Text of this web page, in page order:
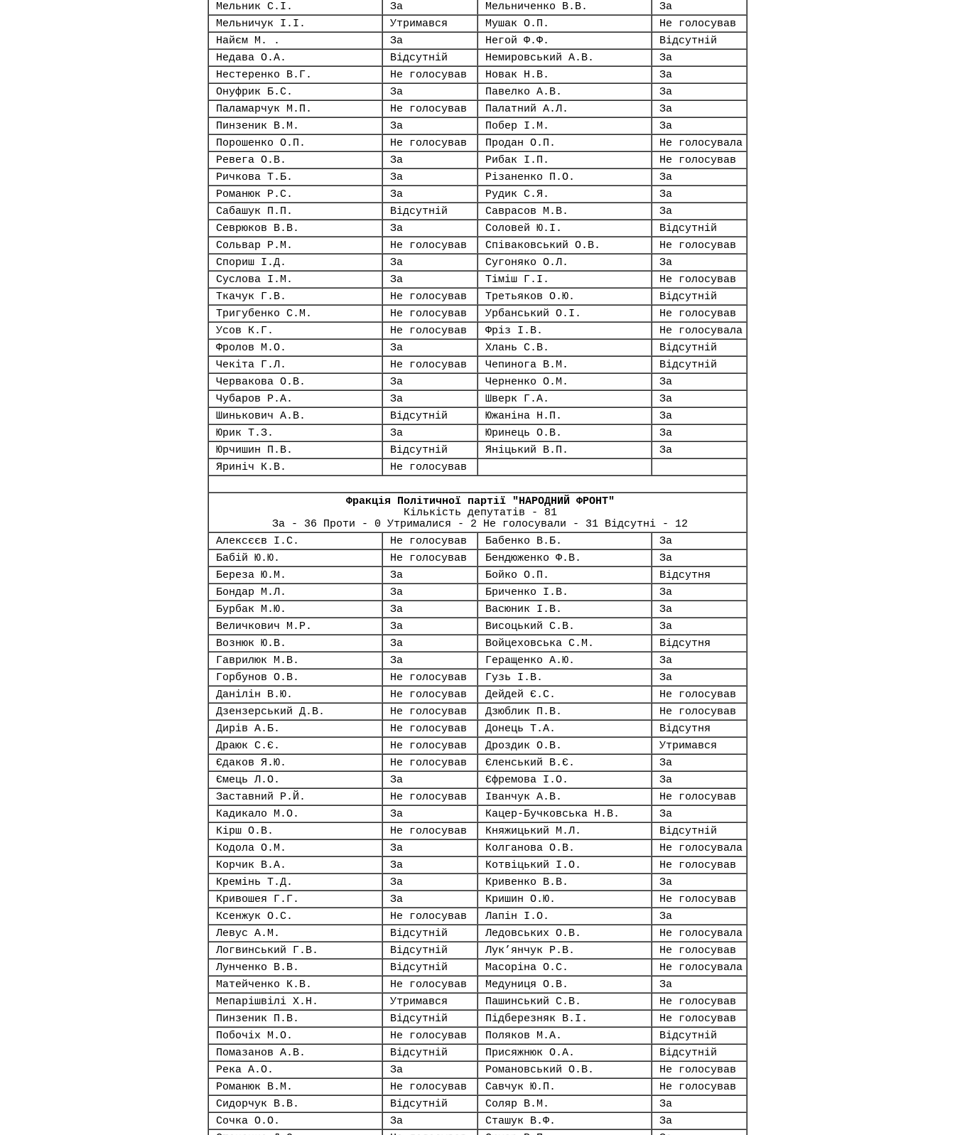
Мельник С.І.
За Мельниченко В.В.
За
Мельничук І.І.
Утримався Мушак О.П.
Не голосував
Найєм М. .
За Негой Ф.Ф.
Відсутній
Недава О.А.
Відсутній Немировський А.В.
За
Нестеренко В.Г.
Не голосував Новак Н.В.
За
Онуфрик Б.С.
За Павелко А.В.
За
Паламарчук М.П.
Не голосував Палатний А.Л.
За
Пинзеник В.М.
За Побер І.М.
За
Порошенко О.П.
Не голосував Продан О.П.
Не голосувала
Ревега О.В.
За Рибак І.П.
Не голосував
Ричкова Т.Б.
За Різаненко П.О.
За
Романюк Р.С.
За Рудик С.Я.
За
Сабашук П.П.
Відсутній Саврасов М.В.
За
Севрюков В.В.
За Соловей Ю.І.
Відсутній
Сольвар Р.М.
Не голосував Співаковський О.В.
Не голосував
Спориш І.Д.
За Сугоняко О.Л.
За
Суслова І.М.
За Тіміш Г.І.
Не голосував
Ткачук Г.В.
Не голосував Третьяков О.Ю.
Відсутній
Тригубенко С.М.
Не голосував Урбанський О.І.
Не голосував
Усов К.Г.
Не голосував Фріз І.В.
Не голосувала
Фролов М.О.
За Хлань С.В.
Відсутній
Чекіта Г.Л.
Не голосував Чепинога В.М.
Відсутній
Червакова О.В.
За Черненко О.М.
За
Чубаров Р.А.
За Шверк Г.А.
За
Шинькович А.В.
Відсутній Южаніна Н.П.
За
Юрик Т.З.
За Юринець О.В.
За
Юрчишин П.В.
Відсутній Яніцький В.П.
За
Яриніч К.В.
Не голосував
Фракція Політичної партії "НАРОДНИЙ ФРОНТ"
Кількість депутатів - 81
За - 36 Проти - 0 Утрималися - 2 Не голосували - 31 Відсутні - 12
Алексєєв І.С.
Не голосував Бабенко В.Б.
За
Бабій Ю.Ю.
Не голосував Бендюженко Ф.В.
За
Береза Ю.М.
За Бойко О.П.
Відсутня
Бондар М.Л.
За Бриченко І.В.
За
Бурбак М.Ю.
За Васюник І.В.
За
Величкович М.Р.
За Висоцький С.В.
За
Вознюк Ю.В.
За Войцеховська С.М.
Відсутня
Гаврилюк М.В.
За Геращенко А.Ю.
За
Горбунов О.В.
Не голосував Гузь І.В.
За
Данілін В.Ю.
Не голосував Дейдей Є.С.
Не голосував
Дзензерський Д.В.
Не голосував Дзюблик П.В.
Не голосував
Дирів А.Б.
Не голосував Донець Т.А.
Відсутня
Драюк С.Є.
Не голосував Дроздик О.В.
Утримався
Єдаков Я.Ю.
Не голосував Єленський В.Є.
За
Ємець Л.О.
За Єфремова І.О.
За
Заставний Р.Й.
Не голосував Іванчук А.В.
Не голосував
Кадикало М.О.
За Кацер-Бучковська Н.В.
За
Кірш О.В.
Не голосував Княжицький М.Л.
Відсутній
Кодола О.М.
За Колганова О.В.
Не голосувала
Корчик В.А.
За Котвіцький І.О.
Не голосував
Кремінь Т.Д.
За Кривенко В.В.
За
Кривошея Г.Г.
За Кришин О.Ю.
Не голосував
Ксенжук О.С.
Не голосував Лапін І.О.
За
Левус А.М.
Відсутній Ледовських О.В.
Не голосувала
Логвинський Г.В.
Відсутній Лук’янчук Р.В.
Не голосував
Лунченко В.В.
Відсутній Масоріна О.С.
Не голосувала
Матейченко К.В.
Не голосував Медуниця О.В.
За
Мепарішвілі Х.Н.
Утримався Пашинський С.В.
Не голосував
Пинзеник П.В.
Відсутній Підберезняк В.І.
Не голосував
Побочіх М.О.
Не голосував Поляков М.А.
Відсутній
Помазанов А.В.
Відсутній Присяжнюк О.А.
Відсутній
Река А.О.
За Романовський О.В.
Не голосував
Романюк В.М.
Не голосував Савчук Ю.П.
Не голосував
Сидорчук В.В.
Відсутній Соляр В.М.
За
Сочка О.О.
За Сташук В.Ф.
За